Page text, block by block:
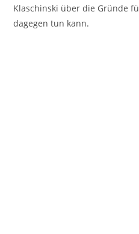
Klaschinski über die Gründe
dagegen tun kann.